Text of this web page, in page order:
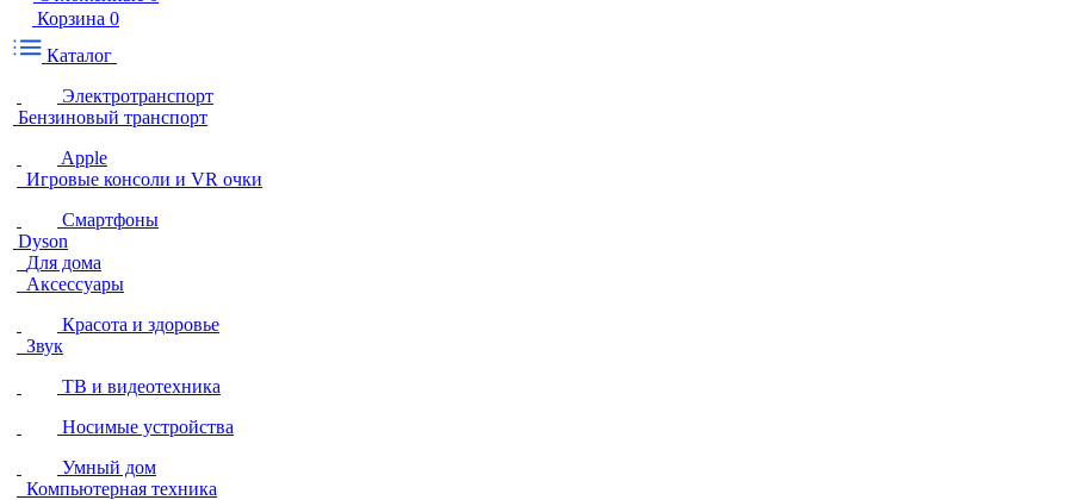
Корзина 0
Каталог
Электротранспорт
Бензиновый транспорт
Apple
Игровые консоли и VR очки
Смартфоны
Dyson
Для дома
Аксессуары
Красота и здоровье
Звук
ТВ и видеотехника
Носимые устройства
Умный дом
Компьютерная техника